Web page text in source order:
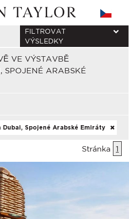
VE VÝSTAVBĚ
ARABSKÉ
FILTROVAT
VÝSLEDKY
Dubai, Spojené Arabské Emiráty
Stránka 1